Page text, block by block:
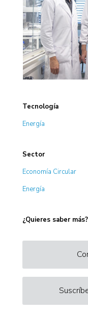
Tecnología
Energía
Sector
Economía Circular
Energía
¿Quieres saber más?